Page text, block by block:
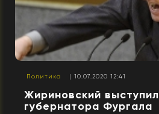
Политика | 10.07.2020 12:41
Жириновский
губернатора Фургала